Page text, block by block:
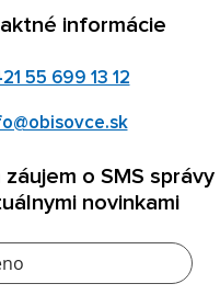
informácie
55 699 13 12
záujem o SMS správy
novinkami